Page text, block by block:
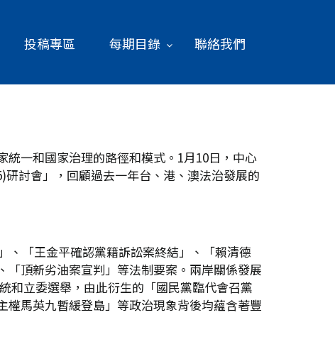
投稿專區 每期目錄 聯絡我們
一和國家治理的路徑和模式。1月10日，中心
討會」，回顧過去一年台、港、澳法治發展的
、「王金平確認黨籍訴訟案終結」、「賴清德
頂新劣油案宣判」等法制要案。兩岸關係發展
和立委選舉，由此衍生的「國民黨臨代會召黨
馬英九暫緩登島」等政治現象背後均蘊含著豐